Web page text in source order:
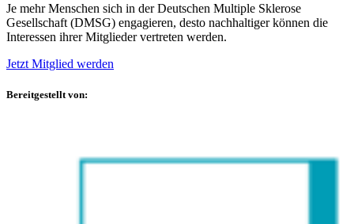
Je mehr Menschen sich in der Deutschen Multiple Sklerose
Gesellschaft (DMSG) engagieren, desto nachhaltiger können die
Interessen ihrer Mitglieder vertreten werden.
Jetzt Mitglied werden
Bereitgestellt von: